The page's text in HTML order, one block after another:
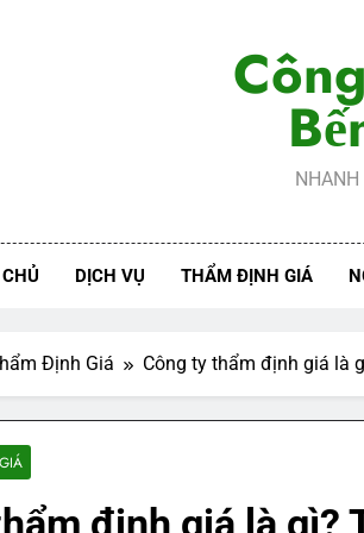
DỊCH VỤ THẨM ĐỊNH GIÁ
Định Giá Công ty thẩm định giá là
định giá là gì?